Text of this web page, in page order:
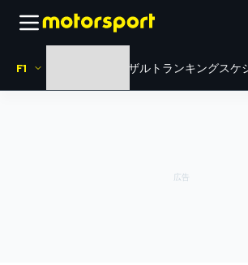
F1 リザルト ランキングスケ